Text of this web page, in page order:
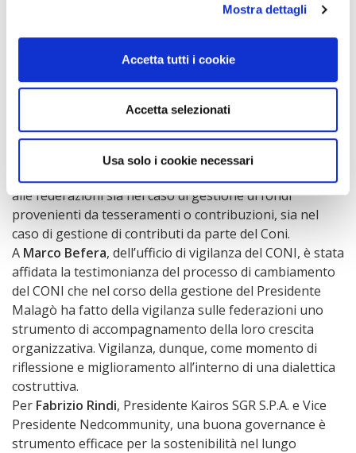
Mostra dettagli
Accetta tutti i cookie
Accetta selezionati
Usa solo i cookie necessari
, Procuratore Generale dello Sport, ha
delle federazioni, che consenta loro di perseguire il
raggiungimento degli obiettivi prefissati, ma si tratta
pur sempre di una gestione regolamentata e dunque
sportiva ha comportato una visione e un controllo ex
ante e non più ex post, come avveniva
precedentemente. La Cote di Cassazione nel 2014 ha
definito responsabilità di tipo amministrativo in capo
alle federazioni sia nel caso di gestione di fondi
provenienti da tesseramenti o contribuzioni, sia nel
caso di gestione di contributi da parte del Coni.
A Marco Befera, dell’ufficio di vigilanza del CONI, è stata
affidata la testimonianza del processo di cambiamento
del CONI che nel corso della gestione del Presidente
Malagò ha fatto della vigilanza sulle federazioni uno
strumento di accompagnamento della loro crescita
organizzativa. Vigilanza, dunque, come momento di
riflessione e miglioramento all’interno di una dialettica
costruttiva.
Per Fabrizio Rindi, Presidente Kairos SGR S.P.A. e Vice
Presidente Nedcommunity, una buona governance è
strumento efficace per la sostenibilità nel lungo